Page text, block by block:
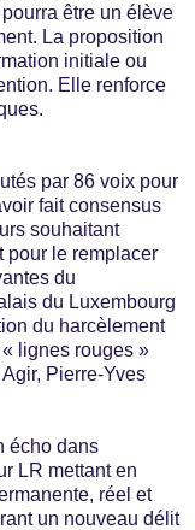
être un élève
La proposition
initiale ou
Elle renforce
par 86 voix pour
fait consensus
souhaitant
pour le remplacer
du
du Luxembourg
du harcèlement
lignes rouges »
Pierre-Yves
écho dans
LR mettant en
réel et
un nouveau délit